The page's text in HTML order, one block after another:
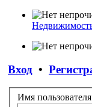
Вход •
Имя